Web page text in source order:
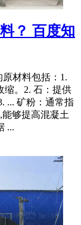
？ 百度知
材料包括：1.
缩。2. 石：提供
... 矿粉：通常指
够提高混凝土
...